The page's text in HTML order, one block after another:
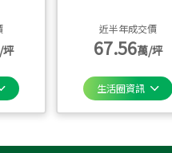
近半年成交價
67.56萬/坪
生活圈資訊